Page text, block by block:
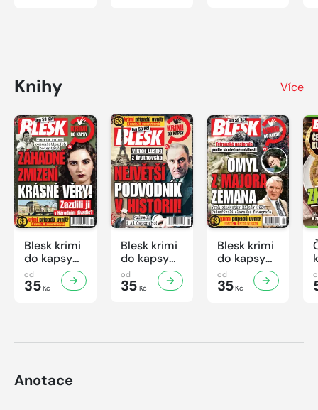
Knihy Více
Blesk krimi
do kapsy
č.7/2026
od
35Kč
Blesk krimi
do kapsy
č.6/2026
od
35Kč
Blesk krimi
do kapsy
č.5/2026
od
35Kč
Anotace